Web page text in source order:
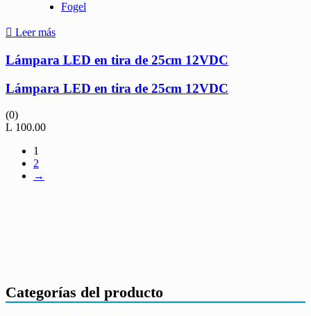
Fogel
Leer más
Lámpara LED en tira de 25cm 12VDC
Lámpara LED en tira de 25cm 12VDC
(0)
L 100.00
1
2
→
Categorías del producto